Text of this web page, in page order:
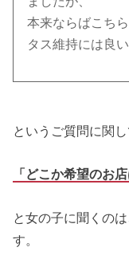
本来ならばこち
タス維持には良
というご質問に関し
「どこか希望のお
と女の子に聞くの
す。